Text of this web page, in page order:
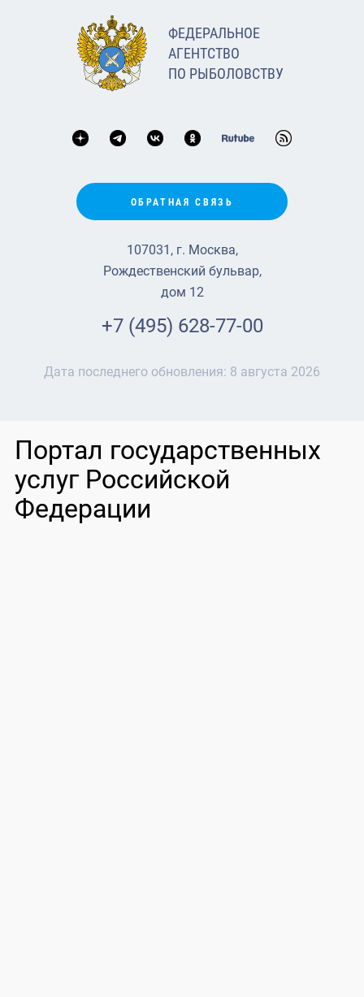
ФЕДЕРАЛЬНОЕ
АГЕНТСТВО
ПО РЫБОЛОВСТВУ
ОБРАТНАЯ СВЯЗЬ
107031, г. Москва,
Рождественский бульвар,
дом 12
+7 (495) 628-77-00
Дата последнего обновления: 8 августа 2026
Портал государственных
услуг Российской
Федерации